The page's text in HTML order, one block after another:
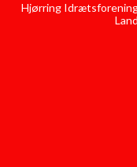
Hjørring Idrætsforening